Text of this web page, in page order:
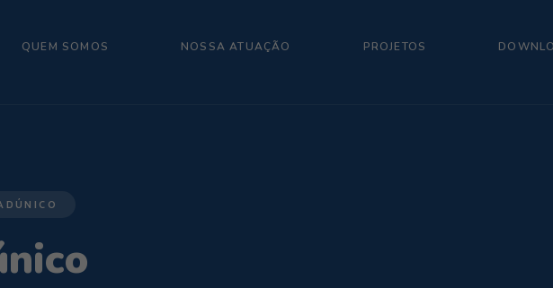
QUEM SOMOS NOSSA ATUAÇÃO PROJETOS